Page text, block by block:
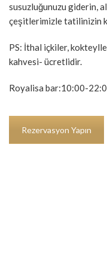
susuzluğunuzu giderin,
çeşitlerimizle tatilinizin
PS: İthal içkiler,
kahvesi- ücretlidir.
Royalisa bar:10:00-
Rezervasyon Yapın